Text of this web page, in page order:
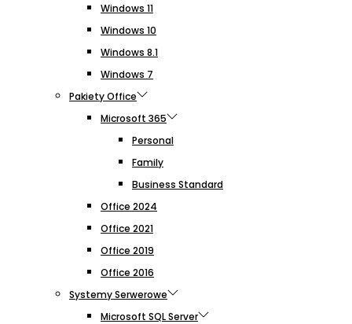
Windows 11
Windows 10
Windows 8.1
Windows 7
Pakiety Office
Microsoft 365
Personal
Family
Business Standard
Office 2024
Office 2021
Office 2019
Office 2016
Systemy Serwerowe
Microsoft SQL Server